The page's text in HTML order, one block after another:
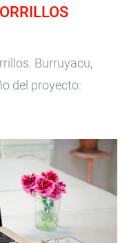
Burruyacu,
del proyecto:
– CASA